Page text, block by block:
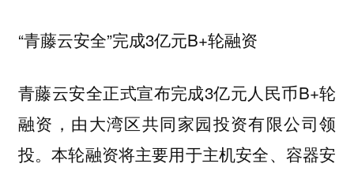
“青藤云安全”完成3亿元B+轮融资
青藤云安全正式宣布完成3亿元人民币B+轮
融资，由大湾区共同家园投资有限公司领
投。本轮融资将主要用于主机安全、容器安